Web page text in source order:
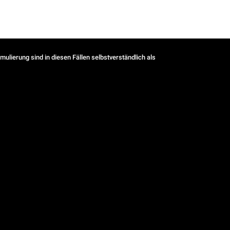
sind in diesen Fällen selbstverständlich als